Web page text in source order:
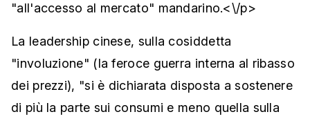
"all'accesso al mercato" mandarino.<\/p>
La leadership cinese, sulla cosiddetta
"involuzione" (la feroce guerra interna al ribasso
dei prezzi), "si è dichiarata disposta a sostenere
di più la parte sui consumi e meno quella sulla